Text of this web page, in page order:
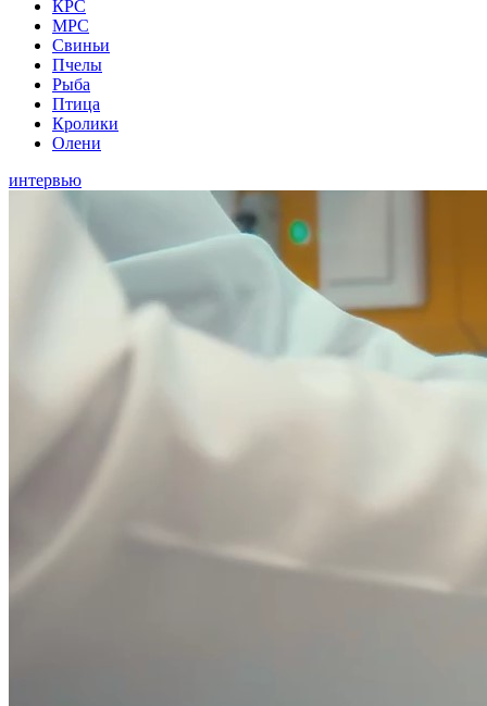
КРС
МРС
Свиньи
Пчелы
Рыба
Птица
Кролики
Олени
интервью